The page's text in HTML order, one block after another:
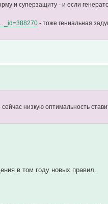
и суперзащиту - и если
_id=388270 - тоже гениальная
низкую оптимальность
в том году новых правил.